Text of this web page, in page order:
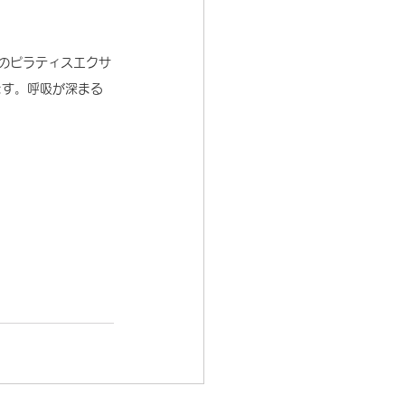
ピラティスエクサ
。呼吸が深まる